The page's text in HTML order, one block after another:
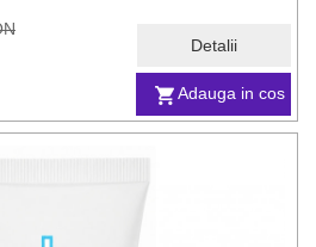
Adauga in cos
Detalii